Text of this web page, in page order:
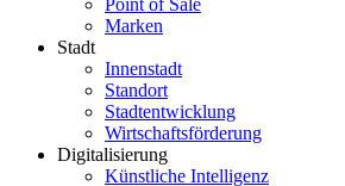
Point of Sale
Marken
Stadt
Innenstadt
Standort
Stadtentwicklung
Wirtschaftsförderung
Digitalisierung
Künstliche Intelligenz